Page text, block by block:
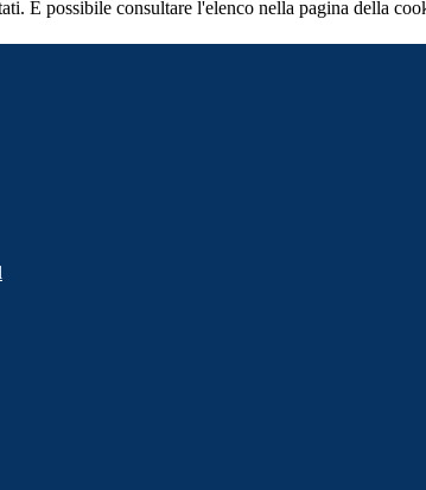
È possibile consultare l'elenco nella pagina della